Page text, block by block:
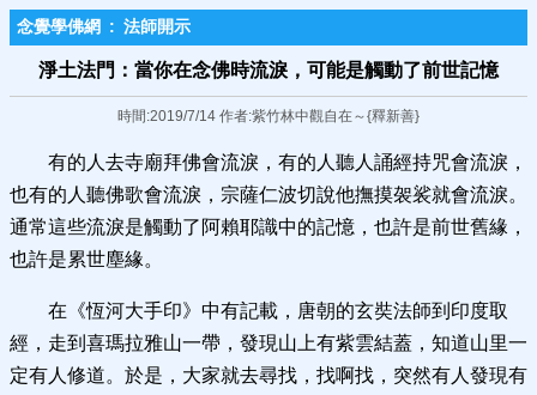
念覺學佛網 : 法師開示
淨土法門：當你在念佛時流淚，可能是觸動​了前世記憶
時間:2019/7/14 作者:紫竹林中觀自在～{釋新善}
有的人去寺廟拜佛會流淚，有的人聽人誦經持咒會流淚，
也有的人聽佛歌會流淚，宗薩仁波切說他撫摸袈裟就會流淚。
通常這些流淚是觸動了阿賴耶識中的記憶，也許是前世舊緣，
也許是累世塵緣。
在《恆河大手印》中有記載，唐朝的玄奘法師到印度取
經，走到喜瑪拉雅山一帶，發現山上有紫雲結蓋，知道山里一
定有人修道。於是，大家就去尋找，找啊找，突然有人發現有